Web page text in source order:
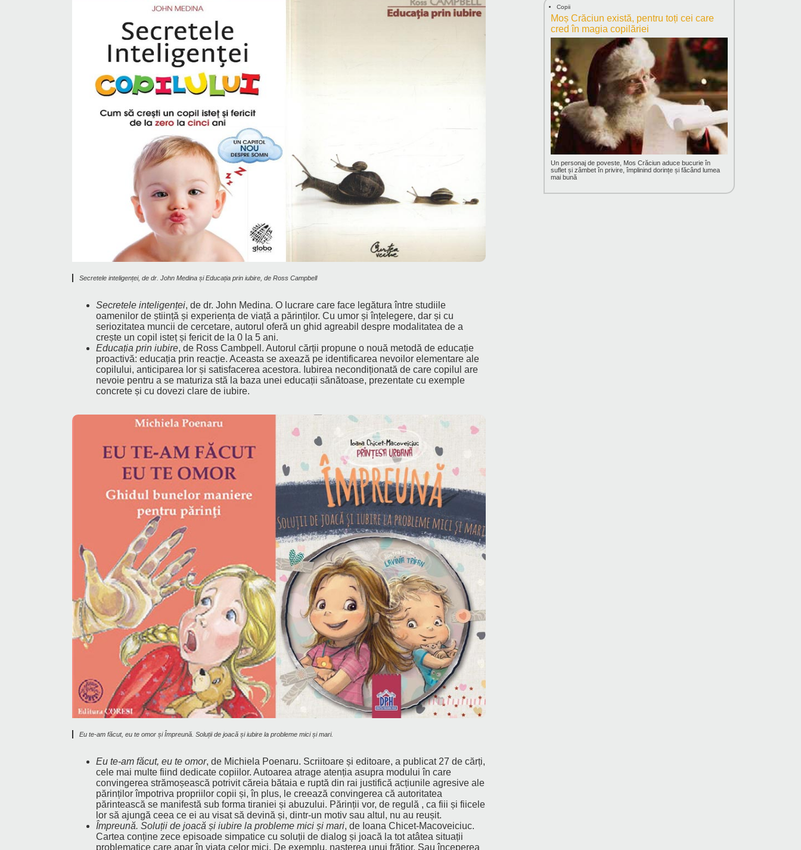
Secretele inteligenței, de dr. John Medina și Educația prin iubire, de Ross Campbell
Secretele inteligenței, de dr. John Medina. O lucrare care face legătura între studiile
oamenilor de știință și experiența de viață a părinților. Cu umor și înțelegere, dar și cu
seriozitatea muncii de cercetare, autorul oferă un ghid agreabil despre modalitatea de a
crește un copil isteț și fericit de la 0 la 5 ani.
Educația prin iubire, de Ross Cambpell. Autorul cărții propune o nouă metodă de educație
proactivă: educația prin reacție. Aceasta se axează pe identificarea nevoilor elementare ale
copilului, anticiparea lor și satisfacerea acestora. Iubirea necondiționată de care copilul are
nevoie pentru a se maturiza stă la baza unei educații sănătoase, prezentate cu exemple
concrete și cu dovezi clare de iubire.
Eu te-am făcut, eu te omor și Împreună. Soluții de joacă și iubire la probleme mici și mari.
Eu te-am făcut, eu te omor, de Michiela Poenaru. Scriitoare și editoare, a publicat 27 de cărți,
cele mai multe fiind dedicate copiilor. Autoarea atrage atenția asupra modului în care
convingerea strămoșească potrivit căreia bătaia e ruptă din rai justifică acțiunile agresive ale
părinților împotriva propriilor copii și, în plus, le creează convingerea că autoritatea
părintească se manifestă sub forma tiraniei și abuzului. Părinții vor, de regulă , ca fiii și fiicele
lor să ajungă ceea ce ei au visat să devină și, dintr-un motiv sau altul, nu au reușit.
Împreună. Soluții de joacă și iubire la probleme mici și mari, de Ioana Chicet-Macoveiciuc.
Cartea conține zece episoade simpatice cu soluții de dialog și joacă la tot atâtea situații
problematice care apar în viața celor mici. De exemplu, nașterea unui frățior. Sau începerea
Copii
Moș Crăciun există, pentru toți cei care
cred în magia copilăriei
Un personaj de poveste, Mos Crăciun aduce bucurie în
suflet și zâmbet în privire, împlinind dorințe și făcând lumea
mai bună